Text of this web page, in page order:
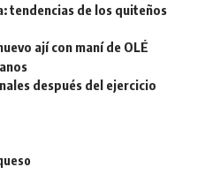
tendencias de los quiteños
ají con maní de OLÉ
después del ejercicio